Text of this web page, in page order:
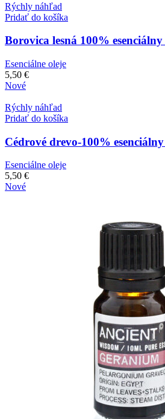
Rýchly náhľad
Pridať do košíka
Borovica lesná 100%
Esenciálne oleje
5,50 €
Nové
Rýchly náhľad
Pridať do košíka
Cédrové drevo-100%
Esenciálne oleje
5,50 €
Nové